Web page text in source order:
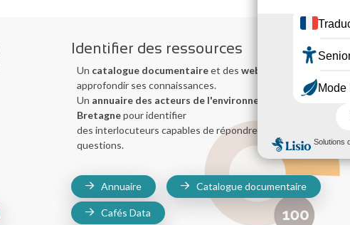
Identifier des ressources
Un catalogue documentaireet des webinaires
approfondir ses connaissances.
Un annuaire des acteurs de l'environnement en
Bretagnepour identifier
des interlocuteurs capables de répondre à ses
questions.
Annuaire Catalogue documentaire
Cafés Data